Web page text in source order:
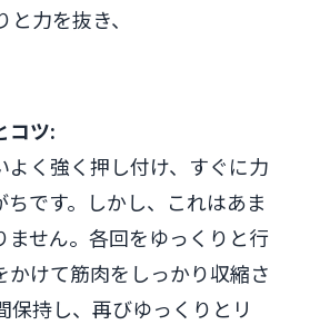
力を抜き、
コツ:
よく強く押し付け、すぐに力
です。しかし、これはあま
ません。各回をゆっくりと行
かけて筋肉をしっかり収縮さ
保持し、再びゆっくりとリ